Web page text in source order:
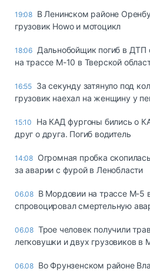
19:08 В Ленинском районе
грузовик Howo и мотоцикл
18:06 Дальнобойщик погиб в ДТП
на трассе М-10 в Тверской
16:55 За секунду затянуло под
грузовик наехал на женщину у
15:10
На КАД фургоны бились о
друг о друга. Погиб водитель
14:08 Огромная пробка
за аварии с фурой в Ленобласти
06.08 В Мордовии на трассе М-5
спровоцировал смертельную
06.08 Трое человек получили
легковушки и двух грузовиков в
06.08 Во Фрунзенском районе